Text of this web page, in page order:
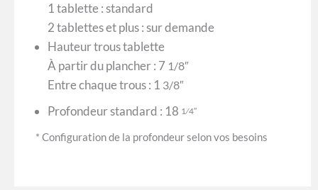
1 tablette : standard
2 tablettes et plus : sur demande
Hauteur trous tablette
À partir du plancher : 7 1/8″
Entre chaque trous : 1 3/8″
Profondeur standard : 18 1⁄4″
* Configuration de la profondeur selon vos besoins